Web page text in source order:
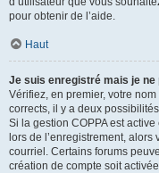
pour obtenir de l’aide.
Haut
Je suis enregistré mais je
Vérifiez, en premier, votre
corrects, il y a deux
Si la gestion COPPA est
lors de l’enregistrement,
courriel. Certains forums
création de compte soit